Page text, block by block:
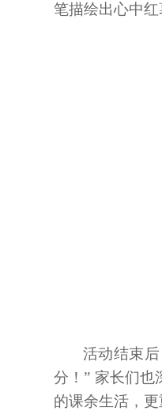
笔描绘出心中
活动结束
分！ ” 家长们也
的课余生活，